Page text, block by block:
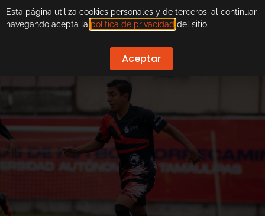
Esta página utiliza cookies personales y de terceros, al continuar
navegando acepta la política de privacidad del sitio.
Aceptar